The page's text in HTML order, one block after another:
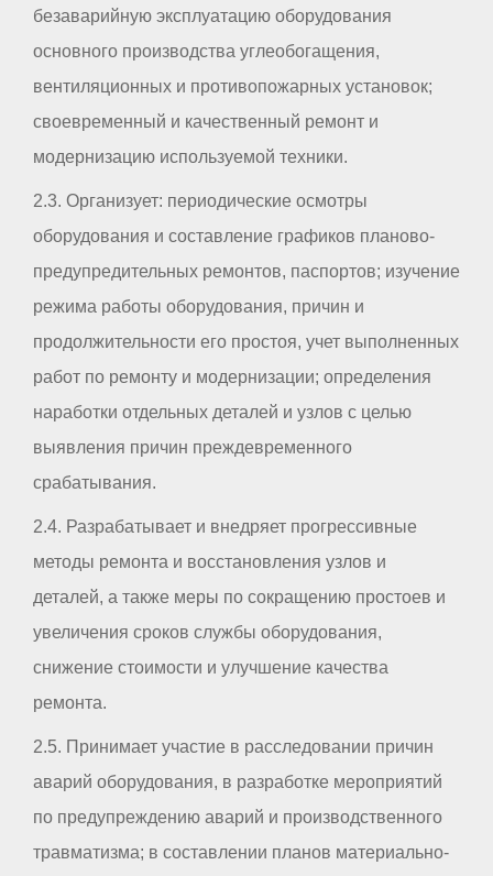
безаварийную эксплуатацию оборудования
основного производства углеобогащения,
вентиляционных и противопожарных установок;
своевременный и качественный ремонт и
модернизацию используемой техники.
2.3. Организует: периодические осмотры
оборудования и составление графиков планово-
предупредительных ремонтов, паспортов; изучение
режима работы оборудования, причин и
продолжительности его простоя, учет выполненных
работ по ремонту и модернизации; определения
наработки отдельных деталей и узлов с целью
выявления причин преждевременного
срабатывания.
2.4. Разрабатывает и внедряет прогрессивные
методы ремонта и восстановления узлов и
деталей, а также меры по сокращению простоев и
увеличения сроков службы оборудования,
снижение стоимости и улучшение качества
ремонта.
2.5. Принимает участие в расследовании причин
аварий оборудования, в разработке мероприятий
по предупреждению аварий и производственного
травматизма; в составлении планов материально-